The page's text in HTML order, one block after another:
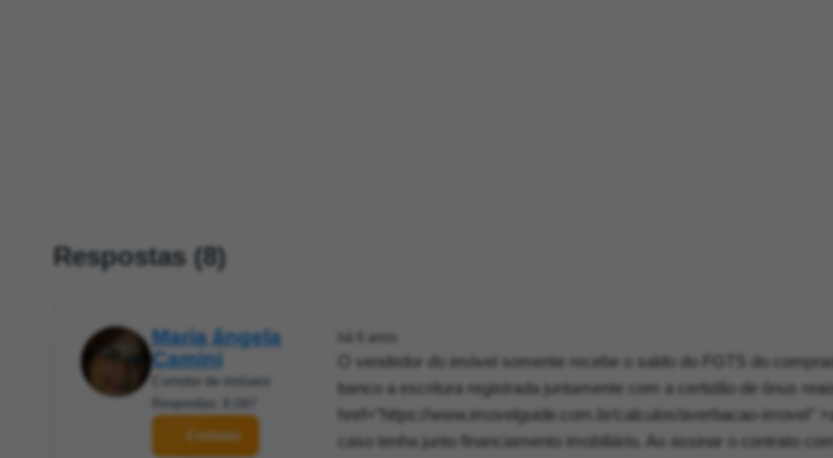
Respostas (8)
Maria ângela
Camini
Corretor de imóveis
Respostas: 8.097
Contatar
há 6 anos
O vendedor do imóvel somente recebe o saldo do FGTS do
banco a escritura registrada juntamente com a certidão de ônus
href="https://www.imovelguide.com.br/calculos/averbacao-imovel"
caso tenha junto financiamento imobiliário. Ao assinar o contrato